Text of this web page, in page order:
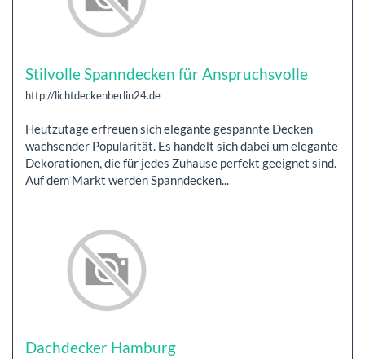
Stilvolle Spanndecken für Anspruchsvolle
http://lichtdeckenberlin24.de
Heutzutage erfreuen sich elegante gespannte Decken
wachsender Popularität. Es handelt sich dabei um elegante
Dekorationen, die für jedes Zuhause perfekt geeignet sind.
Auf dem Markt werden Spanndecken...
Dachdecker Hamburg